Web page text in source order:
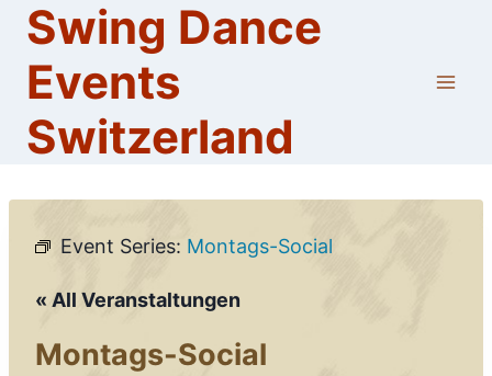
Skip
content
Swing Dance
Events
Switzerland
Event Series: Montags-Social
« All Veranstaltungen
Montags-Social